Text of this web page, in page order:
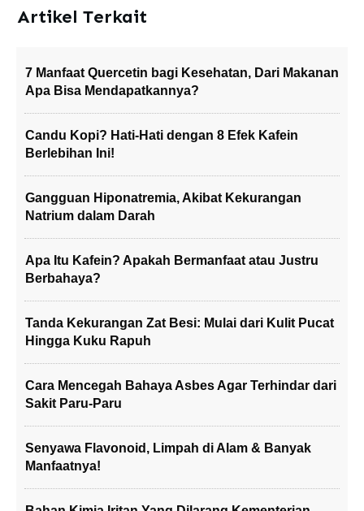
Artikel Terkait
7 Manfaat Quercetin bagi Kesehatan, Dari Makanan
Apa Bisa Mendapatkannya?
Candu Kopi? Hati-Hati dengan 8 Efek Kafein
Berlebihan Ini!
Gangguan Hiponatremia, Akibat Kekurangan
Natrium dalam Darah
Apa Itu Kafein? Apakah Bermanfaat atau Justru
Berbahaya?
Tanda Kekurangan Zat Besi: Mulai dari Kulit Pucat
Hingga Kuku Rapuh
Cara Mencegah Bahaya Asbes Agar Terhindar dari
Sakit Paru-Paru
Senyawa Flavonoid, Limpah di Alam & Banyak
Manfaatnya!